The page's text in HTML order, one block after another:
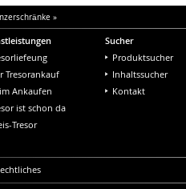
»
Tresorankauf
Ankaufen
ist schon da
Tresor
Sucher
Produktsucher
Inhaltssucher
Kontakt